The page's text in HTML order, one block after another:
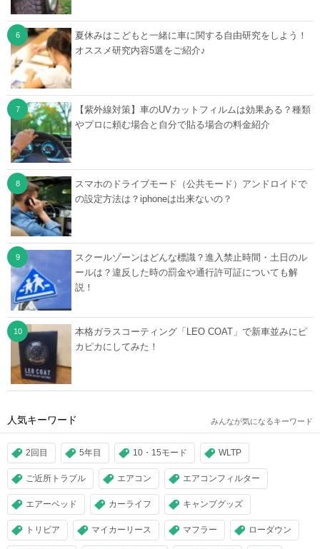
夏休みはこどもと一緒に車に関する自由研究をしよう！
オススメ研究内容5選をご紹介♪
【紫外線対策】車のUVカットフィルムは効果ある？種類
やプロに頼む場合と自分で貼る場合の料金紹介
スマホのドライブモード（公共モード）アンドロイドで
の設定方法は？iphoneは出来ないの？
スクールゾーンはどんな標識？進入禁止時間・土日のル
ールは？違反した時の罰金や通行許可証についても解
説！
本格ガラスコーティング「LEO COAT」で新車並みにピ
カピカにしてみた！
人気キーワード みんなが気になるキーワード
2回目 5年目 10・15モード WLTP
ご近所トラブル エアコン エアコンフィルター
エアーベッド カーライフ キャンプグッズ
トリビア マイカーリース マフラー ローダウン